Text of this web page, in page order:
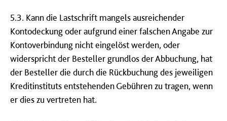
5.3. Kann die Lastschrift mangels ausreichender
Kontodeckung oder aufgrund einer falschen Angabe zur
Kontoverbindung nicht eingelöst werden, oder
widerspricht der Besteller grundlos der Abbuchung, hat
der Besteller die durch die Rückbuchung des jeweiligen
Kreditinstituts entstehenden Gebühren zu tragen, wenn
er dies zu vertreten hat.